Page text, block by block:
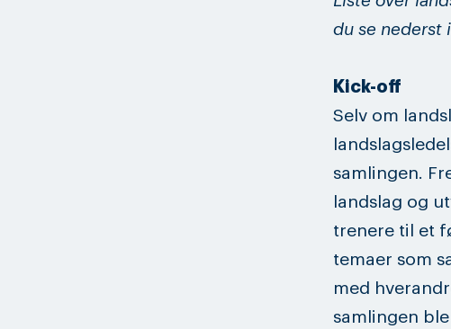
du se nederst
Kick-off
Selv om
samlingen.
landslag og
trenere til et
temaer som
med
samlingen